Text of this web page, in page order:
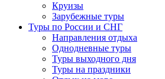
Круизы
Зарубежные туры
Туры по России и СНГ
Направления отдыха
Однодневные туры
Туры выходного дня
Туры на праздники